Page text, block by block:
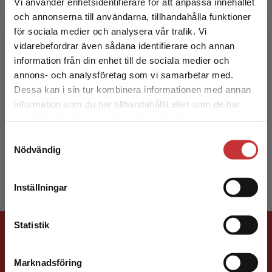
och annonserna till användarna, tillhandahålla funktioner
för sociala medier och analysera vår trafik. Vi
vidarebefordrar även sådana identifierare och annan
information från din enhet till de sociala medier och
annons- och analysföretag som vi samarbetar med.
Dessa kan i sin tur kombinera informationen med annan
information som du har tillhandahållit eller som de har
Nödvändig
Inställningar
Statistik
Marknadsföring
Begränsad fraktregion
Det verkar som att du besöker
studentlitteratur.se via en enhet utanför Sverige.
Vi erbjuder inte leveranser utanför Sverige. För
att kunna slutföra ett köp måste
Cecilia Augutis
vuxenutbildningen på skolor i
Göteborgsområdet. Hon har ...